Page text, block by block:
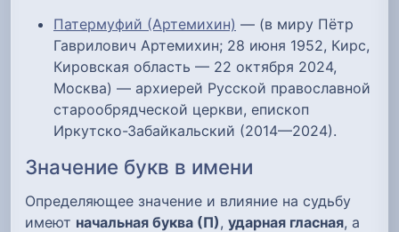
Патермуфий (Артемихин) — (в миру Пётр
Гаврилович Артемихин; 28 июня 1952, Кирс,
Кировская область — 22 октября 2024,
Москва) — архиерей Русской православной
старообрядческой церкви, епископ
Иркутско-Забайкальский (2014—2024).
Значение букв в имени
Определяющее значение и влияние на судьбу
имеют начальная буква (П), ударная гласная, а